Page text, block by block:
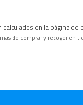
en la página de
de comprar y recoger en